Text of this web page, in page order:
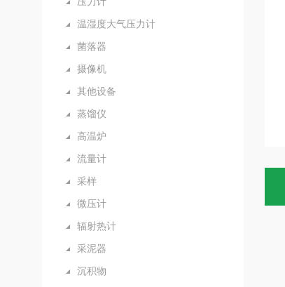
温湿度大气压力计
菌落器
摄像机
其他设备
蒸馏仪
高温炉
流量计
采样
微压计
辐射热计
采泥器
沉积物